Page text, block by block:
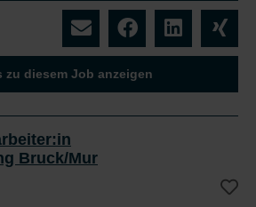
zu diesem Job anzeigen
Bruck/Mur